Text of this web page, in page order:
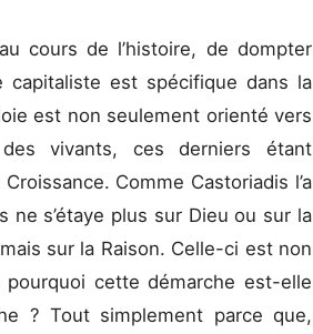
cours de l’histoire, de dompter
capitaliste est spécifique dans la
est non seulement orienté vers
des vivants, ces derniers étant
Comme Castoriadis l’a
s’étaye plus sur Dieu ou sur la
sur la Raison. Celle-ci est non
cette démarche est-elle
? Tout simplement parce que,